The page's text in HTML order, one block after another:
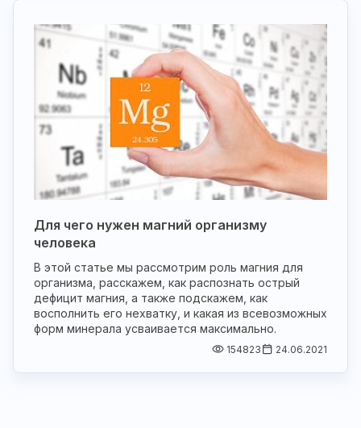
Для чего нужен магний организму
человека
В этой статье мы рассмотрим роль магния для
организма, расскажем, как распознать острый
дефицит магния, а также подскажем, как
восполнить его нехватку, и какая из всевозможных
форм минерала усваивается максимально.
154823 24.06.2021